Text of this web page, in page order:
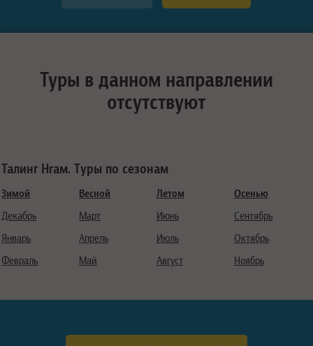
Туры в данном направлении
отсутствуют
Талинг Нгам. Туры по сезонам
Зимой
Декабрь
Январь
Февраль
Весной
Март
Апрель
Май
Летом
Июнь
Июль
Август
Осенью
Сентябрь
Октябрь
Ноябрь